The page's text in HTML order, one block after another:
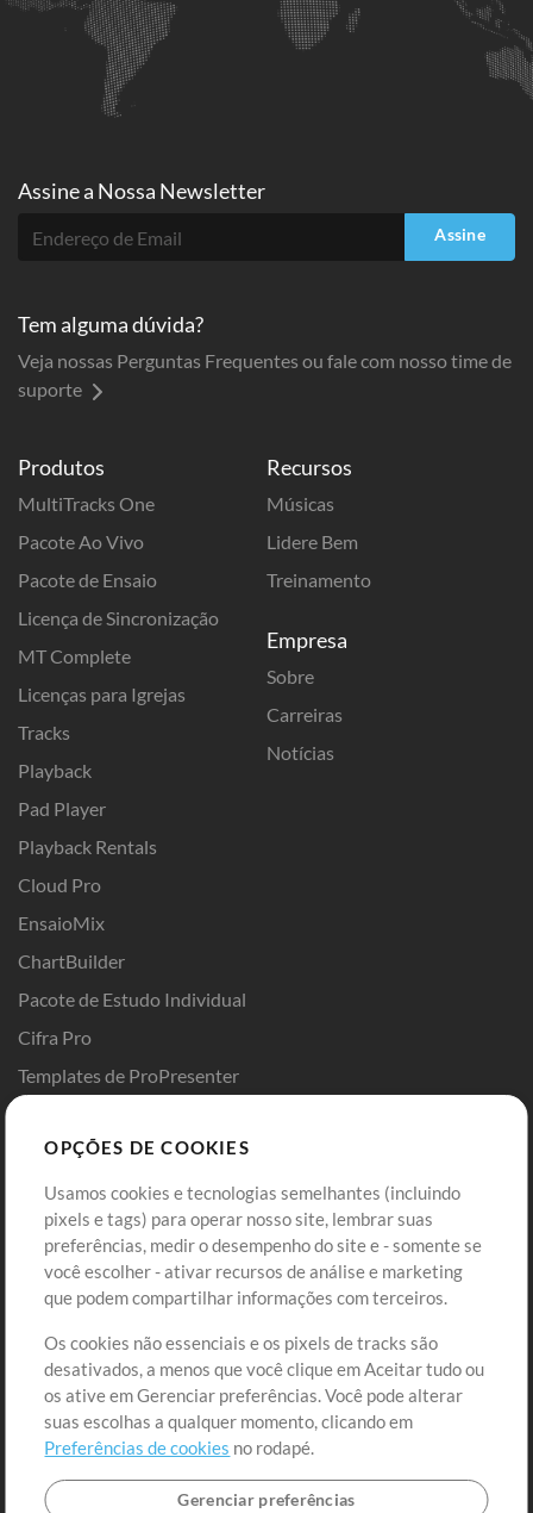
Produtos
MultiTracks One
Pacote Ao Vivo
Pacote de Ensaio
Licença de Sincronização
MT Complete
Licenças para Igrejas
Tracks
Playback
Pad Player
Playback Rentals
Cloud Pro
EnsaioMix
ChartBuilder
Pacote de Estudo Individual
Cifra Pro
Templates de ProPresenter
Recursos
Músicas
Lidere Bem
Treinamento
Empresa
Sobre
Carreiras
Notícias
Comprar Créditos
Conteúdo Grátis
Solicite uma Música
Extras
Sessões
Envie seu conteúdo
Playlist
MT Conference
Entre
Cadastre-se
Ir ao carrinho
Assine a Nossa Newsletter
Assine
Tem alguma dúvida?
Veja nossas Perguntas Frequentes ou fale com nosso time de
suporte
OPÇÕES DE COOKIES
Usamos cookies e tecnologias semelhantes (incluindo
pixels e tags) para operar nosso site, lembrar suas
preferências, medir o desempenho do site e - somente se
você escolher - ativar recursos de análise e marketing
que podem compartilhar informações com terceiros.
Os cookies não essenciais e os pixels de tracks são
desativados, a menos que você clique em Aceitar tudo ou
os ative em Gerenciar preferências. Você pode alterar
suas escolhas a qualquer momento, clicando em
Preferências de cookies no rodapé.
Gerenciar preferências